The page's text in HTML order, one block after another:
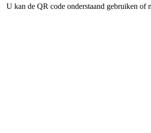
U kan de QR code onderstaand gebruiken